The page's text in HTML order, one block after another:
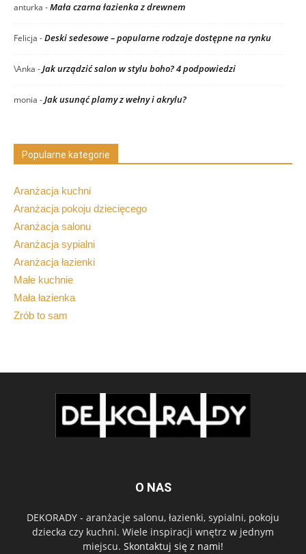
anturka -Mała czarna łazienka z drewnem
Felicja -Deski sedesowe – popularne rodzaje dostępne na rynku
\Anka -Jak urządzić salon w stylu boho? 4 podpowiedzi
monia -Jak usunąć plamy z wełny i akrylu?
Popularne kategorie
Aranżacja kuchni
Aranżacja pokoju dziecięcego
Aranżacja salonu
Aranżacja sypialni
Aranżacja łazienki
Małe kuchnie
Mała łazienka
Zrób to sam
O NAS
DEKORADY - aranżacje salonu, łazienki, sypialni, pokoju
dziecka czy kuchni. Wiele inspiracji wnętrz w jednym
miejscu. Skontaktuj się z nami!